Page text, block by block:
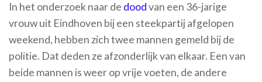
In het onderzoek naar de doodvan een 36-jarige
vrouw uit Eindhoven bij een steekpartij afgelopen
weekend, hebben zich twee mannen gemeld bij de
politie. Dat deden ze afzonderlijk van elkaar. Een van
beide mannen is weer op vrije voeten, de andere